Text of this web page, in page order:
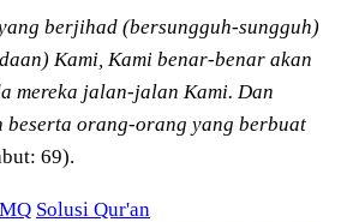
berjihad (bersungguh-sungguh)
Kami, Kami benar-benar akan
mereka jalan-jalan Kami. Dan
beserta orang-orang yang berbuat
69).
Solusi Qur'an